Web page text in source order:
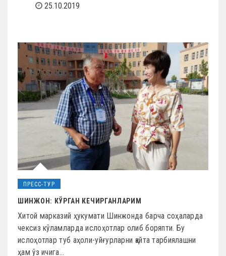
25.10.2019
ПРЕСС-ТУР
ШИНЖОН: КЎРГАН КЕЧИРГАНЛАРИМ
Хитой марказий ҳукумати Шинжонда барча соҳаларда
чексиз кўламларда ислоҳотлар олиб боряпти. Бу
ислоҳотлар туб аҳоли-уйғурларни қайта тарбиялашни
ҳам ўз ичига…